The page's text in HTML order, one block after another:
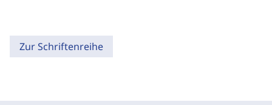
Zur Schriftenreihe